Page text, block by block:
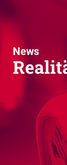
News